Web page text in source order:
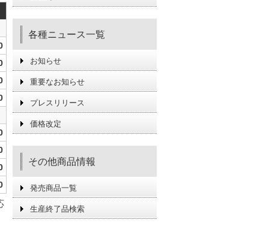
各種ニュース一覧
お知らせ
重要なお知らせ
プレスリリース
価格改定
その他商品情報
発売商品一覧
生産終了品検索